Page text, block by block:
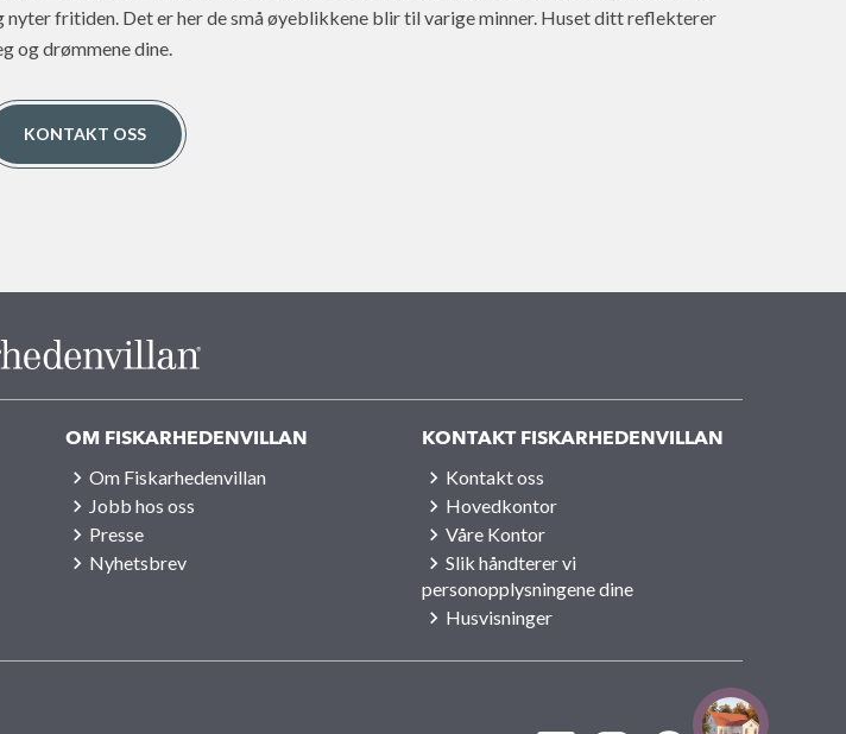
nyter fritiden. Det er her de små øyeblikkene blir til varige minner. Huset ditt reflekterer
og drømmene dine.
KONTAKT OSS
OM FISKARHEDENVILLAN
Om Fiskarhedenvillan
Jobb hos oss
Presse
Nyhetsbrev
KONTAKT FISKARHEDENVILLAN
Kontakt oss
Hovedkontor
Våre Kontor
Slik håndterer vi
personopplysningene dine
Husvisninger